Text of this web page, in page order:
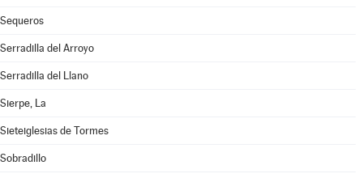
Sequeros
Serradilla del Arroyo
Serradilla del Llano
Sierpe, La
Sieteiglesias de Tormes
Sobradillo